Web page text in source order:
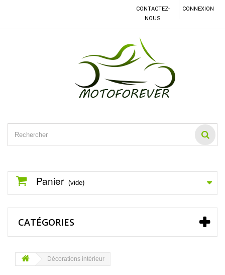
CONNEXION
CONTACTEZ-
NOUS
Panier (vide)
CATÉGORIES
Décorations intérieur